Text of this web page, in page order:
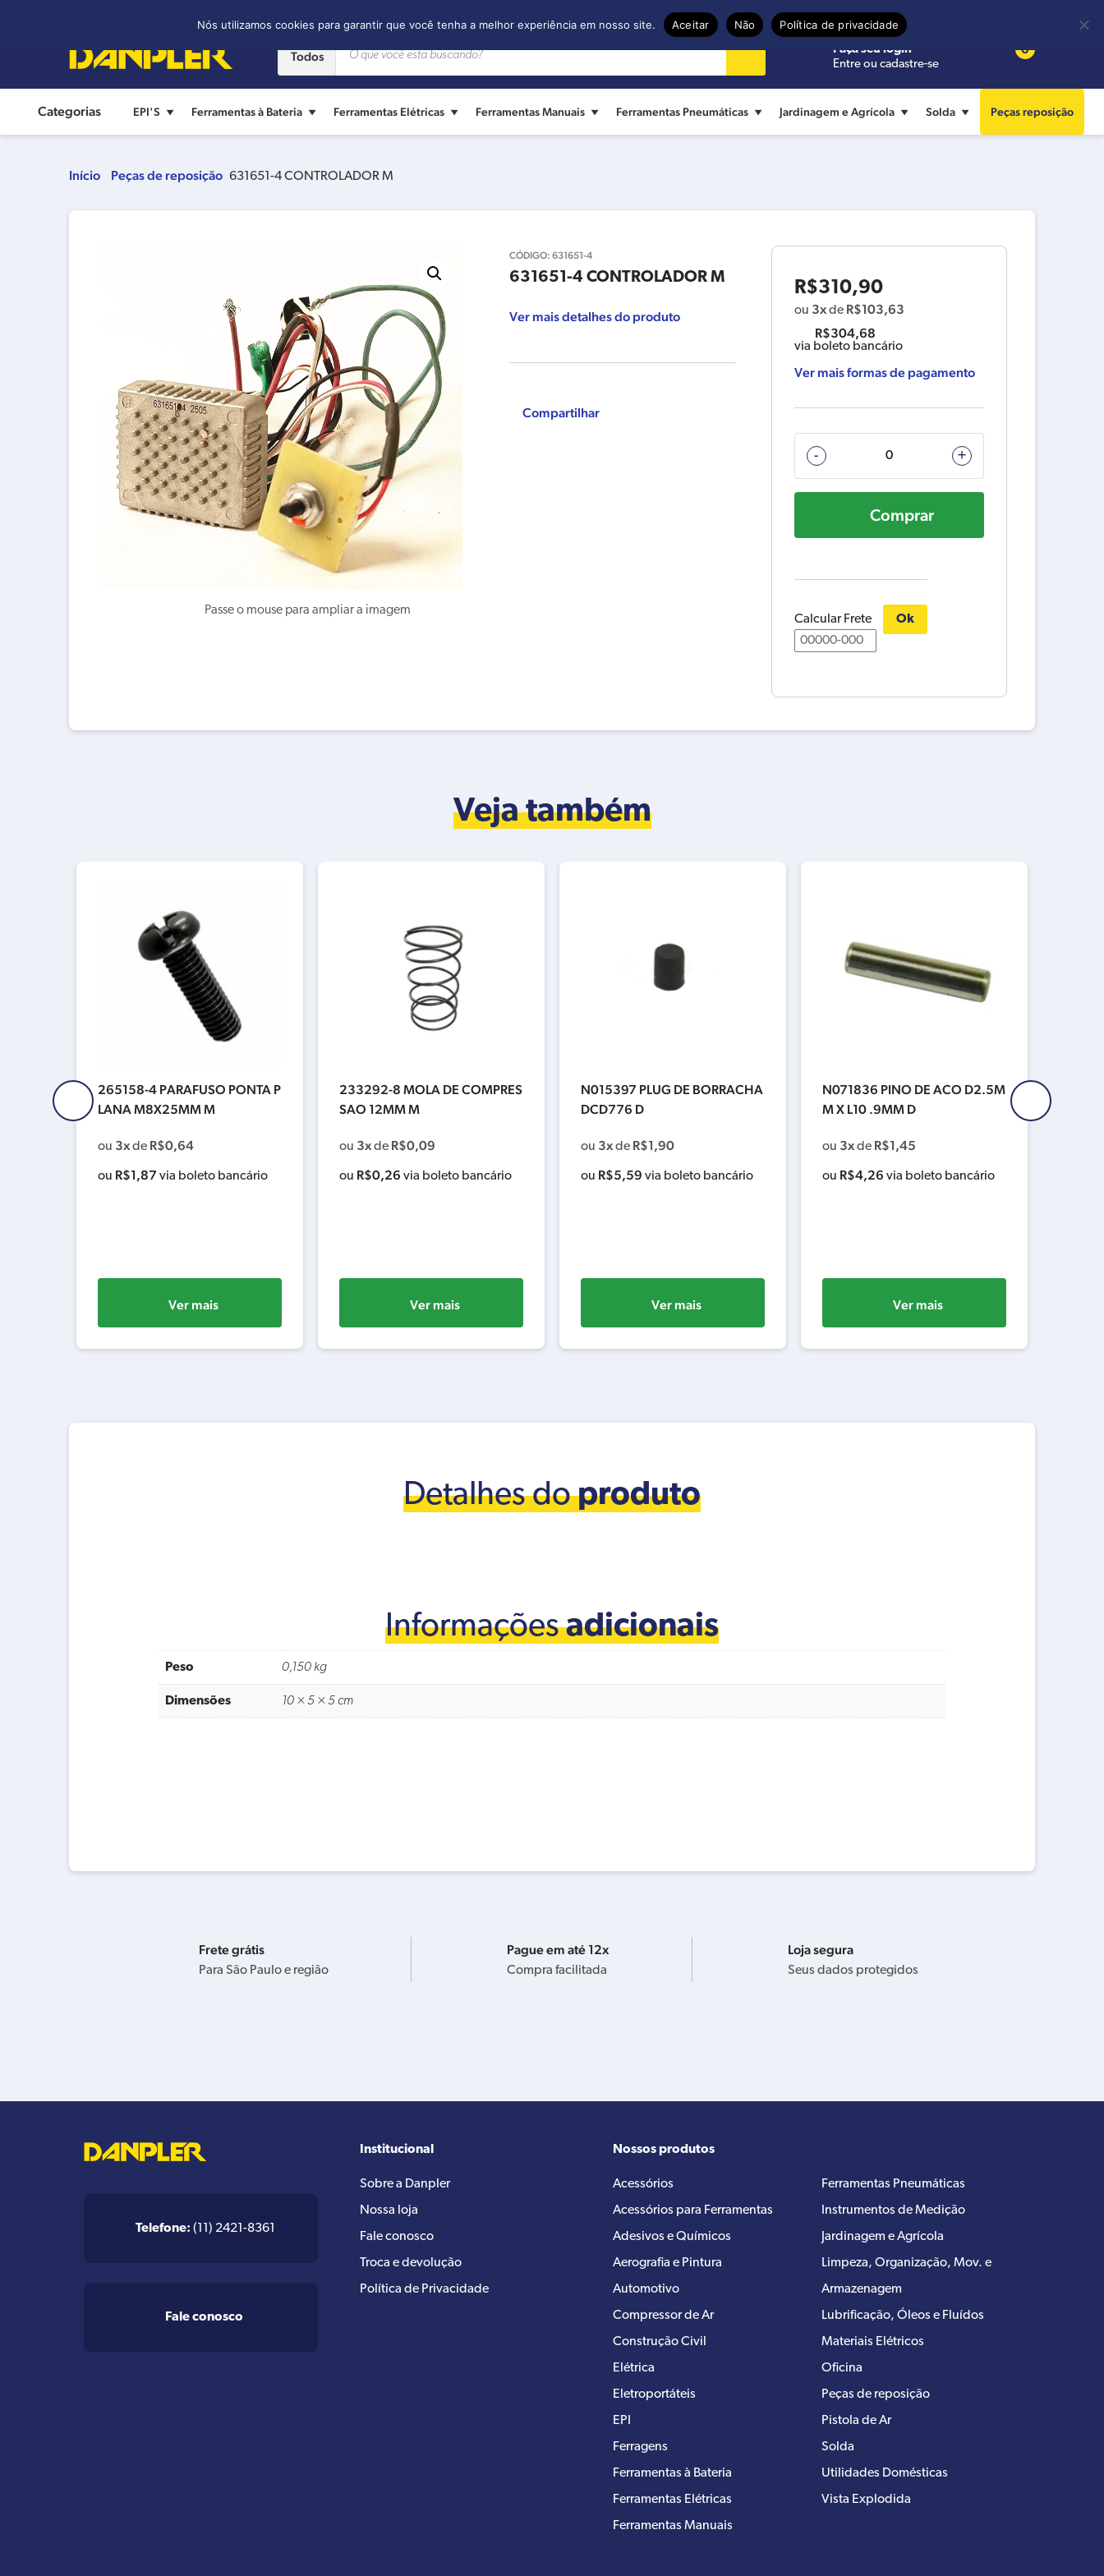
Precisa de ajuda?
Todos
Faça seu login
Entre ou cadastre-se
0
Categorias EPI'S Ferramentas à Bateria Ferramentas Elétricas Ferramentas Manuais Ferramentas Pneumáticas Jardinagem e Agrícola Solda Peças reposição
Início Peças de reposição 631651-4 CONTROLADOR M
CÓDIGO: 631651-4
631651-4 CONTROLADOR M
Ver mais detalhes do produto
Compartilhar
R$310,90
ou 3xde R$103,63
R$304,68
via boleto bancário
Ver mais formas de pagamento
-
631651-
CONTROLADOR
M
+
Comprar
Calcular Frete Ok
Veja também
265158-4 PARAFUSO PONTA P
LANA M8X25MM M
ou 3xde R$0,64
ou R$1,87 via boleto bancário
Ver mais
233292-8 MOLA DE COMPRES
SAO 12MM M
ou 3xde R$0,09
ou R$0,26 via boleto bancário
Ver mais
N015397 PLUG DE BORRACHA
DCD776 D
ou 3xde R$1,90
ou R$5,59 via boleto bancário
Ver mais
N071836 PINO DE ACO D2.5M
M X L10 .9MM D
ou 3xde R$1,45
ou R$4,26 via boleto bancário
Ver mais
Detalhes doproduto
Informaçõesadicionais
Peso 0,150 kg
Dimensões 10 × 5 × 5 cm
Frete grátis
Para São Paulo e região
Pague em até 12x
Compra facilitada
Loja segura
Seus dados protegidos
Telefone: (11) 2421-8361
Fale conosco
Institucional
Sobre a Danpler
Nossa loja
Fale conosco
Troca e devolução
Política de Privacidade
Nossos produtos
Acessórios
Acessórios para Ferramentas
Adesivos e Químicos
Aerografia e Pintura
Automotivo
Compressor de Ar
Construção Civil
Elétrica
Eletroportáteis
EPI
Ferragens
Ferramentas à Bateria
Ferramentas Elétricas
Ferramentas Manuais
Ferramentas Pneumáticas
Instrumentos de Medição
Jardinagem e Agrícola
Limpeza, Organização, Mov. e
Armazenagem
Lubrificação, Óleos e Fluídos
Materiais Elétricos
Oficina
Peças de reposição
Pistola de Ar
Solda
Utilidades Domésticas
Vista Explodida
Nós utilizamos cookies para garantir que você tenha a melhor experiência em nosso site. Aceitar Não Política de privacidade